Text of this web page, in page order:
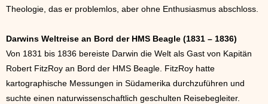
Theologie, das er problemlos, aber ohne Enthusiasmus abschloss.
Darwins Weltreise an Bord der HMS Beagle (1831 – 1836)
Von 1831 bis 1836 bereiste Darwin die Welt als Gast von Kapitän
Robert FitzRoy an Bord der HMS Beagle. FitzRoy hatte
kartographische Messungen in Südamerika durchzuführen und
suchte einen naturwissenschaftlich geschulten Reisebegleiter.